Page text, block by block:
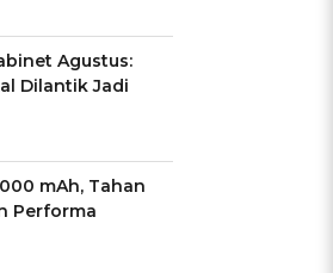
Agustus:
Dilantik Jadi
mAh, Tahan
Performa